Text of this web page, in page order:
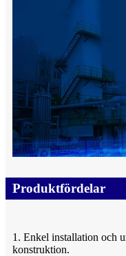
Produktfördelar
1. Enkel installation och
konstruktion.